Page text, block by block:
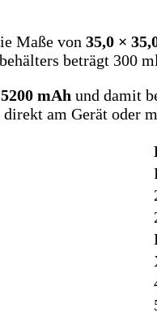
Maße von 35,0 ×
beträgt 300
5200 mAh und damit
am Gerät oder